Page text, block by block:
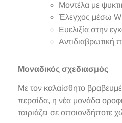
Μοντέλα με
Έλεγχος μέσω
Ευελιξία στην
Αντιδιαβρωτική
Μοναδικός σχεδιασμός
Με τον καλαίσθητο
περσίδα, η νέα μονάδα
ταιριάζει σε